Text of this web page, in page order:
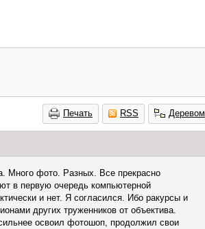
Печать RSS Деревом
Много фото. Разных. Все прекрасно
в первую очередь компьютерной
и нет. Я согласился. Ибо ракурсы и
других труженников от объектива.
освоил фотошоп, продолжил свои